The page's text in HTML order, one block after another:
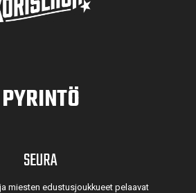
PYRINTÖ
SEURA
miesten edustusjoukkueet pelaavat